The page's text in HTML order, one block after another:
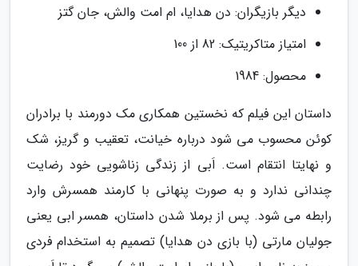
دیگر بازیگران: دن هدایا، ام امت والش، جان گتز
امتیاز متاکریتیک: 82 از 100
محصول: 1984
داستان این فیلم که نخستین همکاری مک دورمند با برادران
کوئن محسوب می شود درباره خیانت، تعقیب و گریز، شک
و نهایتا انتقام است. اَبی از زندگی زناشویی خود رضایت
چندانی ندارد و به صورت پنهانی با کارمند همسرش وارد
رابطه می شود. پس از برملا شدن داستان، همسر ابی یعنی
جولیان مارتی (با بازی دن هدایا) تصمیم به استخدام فردی